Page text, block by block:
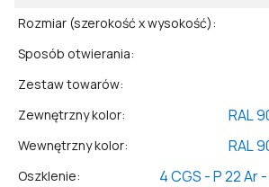
Rozmiar (szerokość x wysokość):
Sposób otwierania:
Zestaw towarów:
Zewnętrzny kolor: RAL
Wewnętrzny kolor: RAL
Oszklenie:
4 CGS - P 22 Ar